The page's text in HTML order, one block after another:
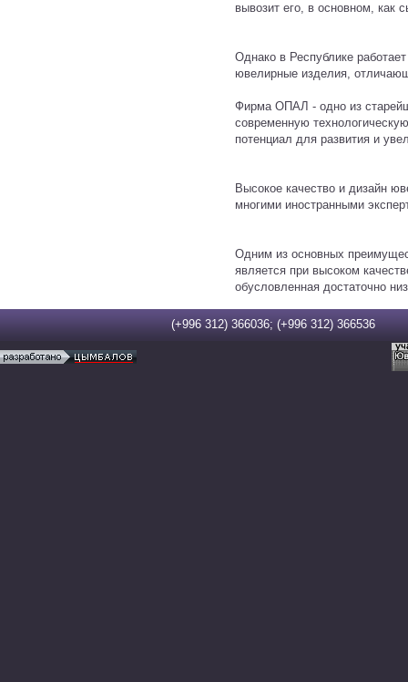
вывозит его, в основном, как
Однако в Республике
ювелирные изделия,
Фирма ОПАЛ - одно из
современную
потенциал для развития и
Высокое качество и дизайн
многими иностранными
Одним из основных
является при высоком
обусловленная достаточно
(+996 312) 366036; (+996 312)